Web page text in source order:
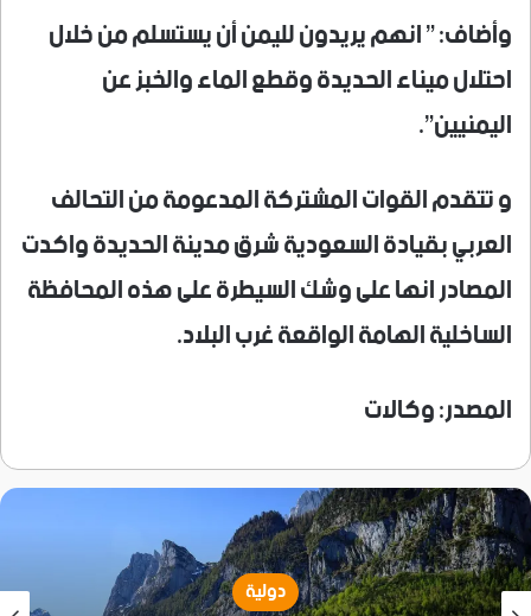
وأضاف: ” انهم يريدون لليمن أن يستسلم من خلال
احتلال ميناء الحديدة وقطع الماء والخبز عن
اليمنيين”.
و تتقدم القوات المشتركة المدعومة من التحالف
العربي بقيادة السعودية شرق مدينة الحديدة واكدت
المصادر انها على وشك السيطرة على هذه المحافظة
الساخلية الهامة الواقعة غرب البلاد.
المصدر: وكالات
دولية